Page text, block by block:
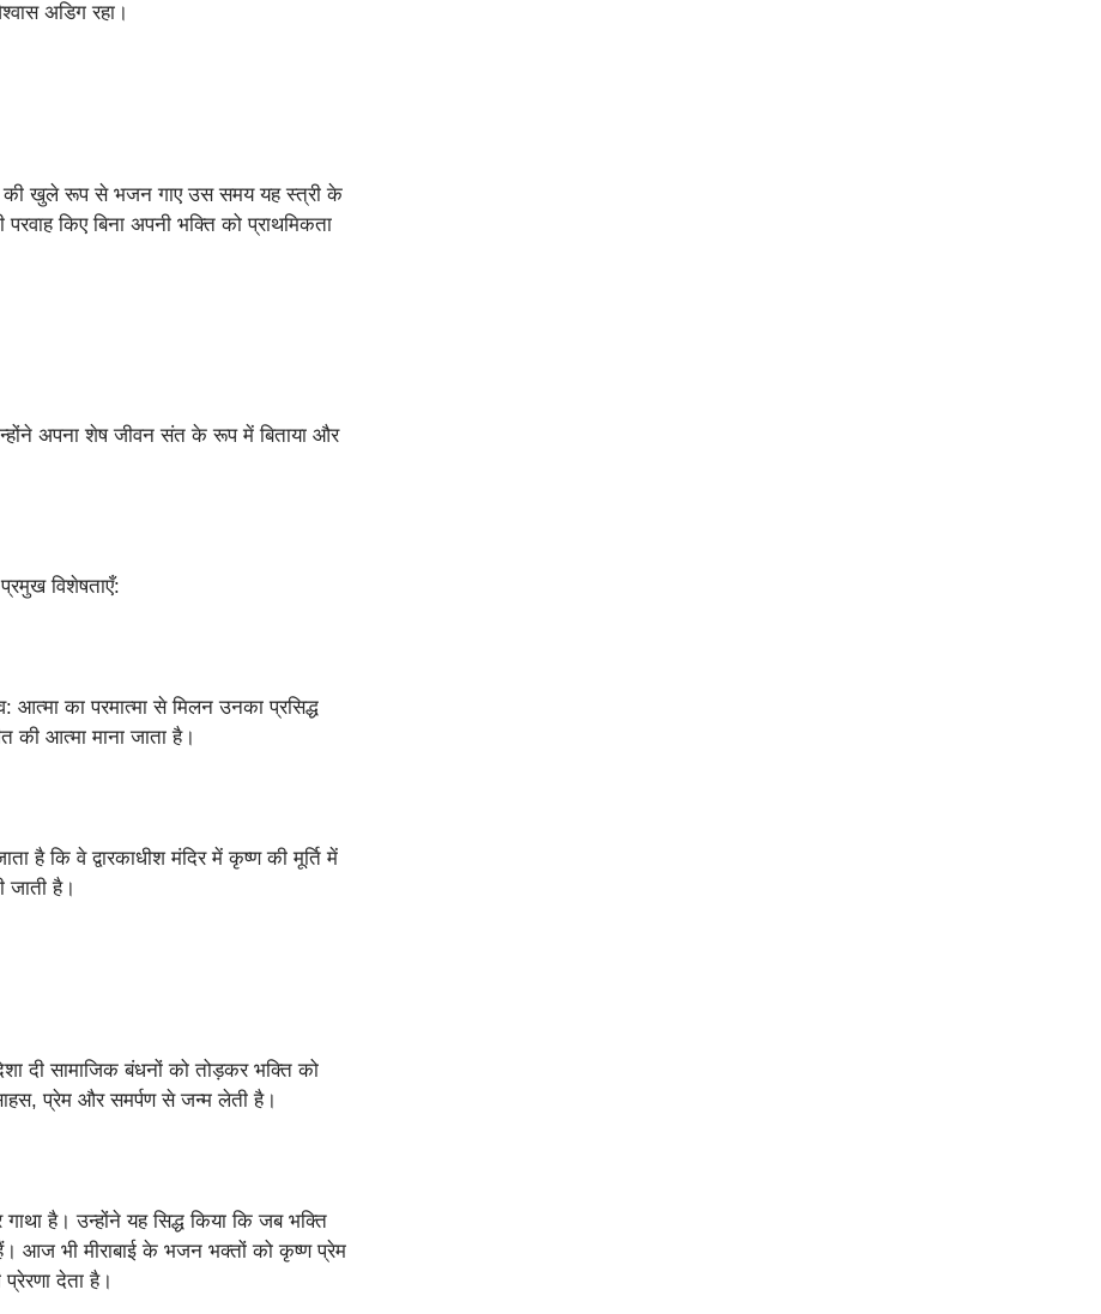
अडिग रहा।
की खुले रूप से भजन गाए उस समय यह स्त्री के
परवाह किए बिना अपनी भक्ति को प्राथमिकता
अपना शेष जीवन संत के रूप में बिताया और
विशेषताएँ:
आत्मा का परमात्मा से मिलन उनका प्रसिद्ध
की आत्मा माना जाता है।
है कि वे द्वारकाधीश मंदिर में कृष्ण की मूर्ति में
जाती है।
दी सामाजिक बंधनों को तोड़कर भक्ति को
प्रेम और समर्पण से जन्म लेती है।
है। उन्होंने यह सिद्ध किया कि जब भक्ति
आज भी मीराबाई के भजन भक्तों को कृष्ण प्रेम
देता है।